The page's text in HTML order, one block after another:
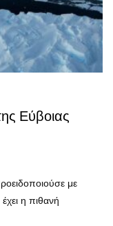
Εύβοιας
με
η πιθανή